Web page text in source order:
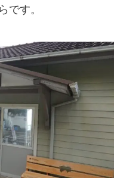
です。